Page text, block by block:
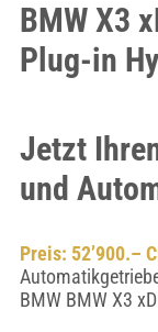
BMW X3
Plug-in
Jetzt
und
Preis: 52’900.–
BMW BMW X3